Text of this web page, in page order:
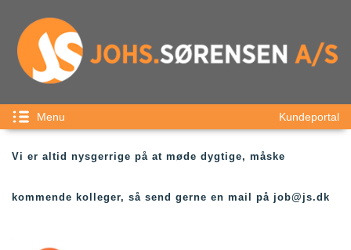
Menu Kundeportal
Vi er altid nysgerrige på at møde dygtige, måske
kommende kolleger, så send gerne en mail på job@js.dk